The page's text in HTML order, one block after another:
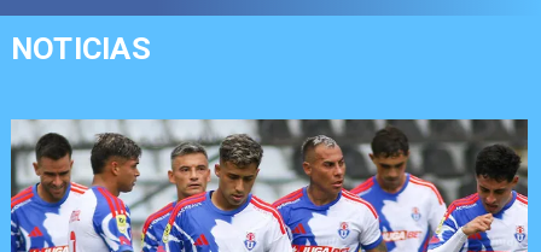
NOTICIAS